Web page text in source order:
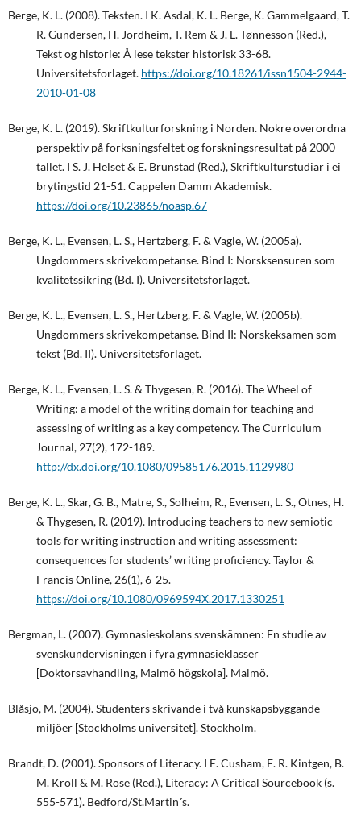
Berge, K. L. (2008). Teksten. I K. Asdal, K. L. Berge, K. Gammelgaard, T.
R. Gundersen, H. Jordheim, T. Rem & J. L. Tønnesson (Red.),
Tekst og historie: Å lese tekster historisk 33-68.
Universitetsforlaget. https://doi.org/10.18261/issn1504-2944-
2010-01-08
Berge, K. L. (2019). Skriftkulturforskning i Norden. Nokre overordna
perspektiv på forksningsfeltet og forskningsresultat på 2000-
tallet. I S. J. Helset & E. Brunstad (Red.), Skriftkulturstudiar i ei
brytingstid 21-51. Cappelen Damm Akademisk.
https://doi.org/10.23865/noasp.67
Berge, K. L., Evensen, L. S., Hertzberg, F. & Vagle, W. (2005a).
Ungdommers skrivekompetanse. Bind I: Norsksensuren som
kvalitetssikring (Bd. I). Universitetsforlaget.
Berge, K. L., Evensen, L. S., Hertzberg, F. & Vagle, W. (2005b).
Ungdommers skrivekompetanse. Bind II: Norskeksamen som
tekst (Bd. II). Universitetsforlaget.
Berge, K. L., Evensen, L. S. & Thygesen, R. (2016). The Wheel of
Writing: a model of the writing domain for teaching and
assessing of writing as a key competency. The Curriculum
Journal, 27(2), 172-189.
http://dx.doi.org/10.1080/09585176.2015.1129980
Berge, K. L., Skar, G. B., Matre, S., Solheim, R., Evensen, L. S., Otnes, H.
& Thygesen, R. (2019). Introducing teachers to new semiotic
tools for writing instruction and writing assessment:
consequences for students’ writing proficiency. Taylor &
Francis Online, 26(1), 6-25.
https://doi.org/10.1080/0969594X.2017.1330251
Bergman, L. (2007). Gymnasieskolans svenskämnen: En studie av
svenskundervisningen i fyra gymnasieklasser
[Doktorsavhandling, Malmö högskola]. Malmö.
Blåsjö, M. (2004). Studenters skrivande i två kunskapsbyggande
miljöer [Stockholms universitet]. Stockholm.
Brandt, D. (2001). Sponsors of Literacy. I E. Cusham, E. R. Kintgen, B.
M. Kroll & M. Rose (Red.), Literacy: A Critical Sourcebook (s.
555-571). Bedford/St.Martin´s.